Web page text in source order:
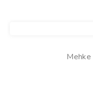
Mehke